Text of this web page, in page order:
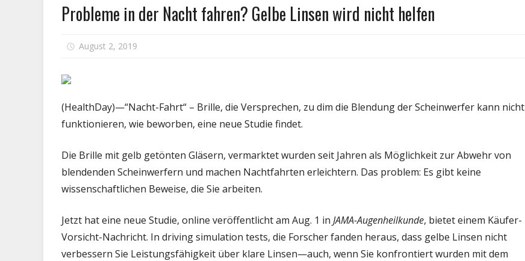
Gesundheit
Probleme in der Nacht fahren? Gelbe Linsen wird nicht helfen
August 2, 2019
Nacht
fahren?
wird
nicht
helfen
(HealthDay)—“Nacht-Fahrt“ – Brille, die Versprechen, zu dim die Blendung der Scheinwerfer kann nicht
funktionieren, wie beworben, eine neue Studie findet.
Die Brille mit gelb getönten Gläsern, vermarktet wurden seit Jahren als Möglichkeit zur Abwehr von
blendenden Scheinwerfern und machen Nachtfahrten erleichtern. Das problem: Es gibt keine
wissenschaftlichen Beweise, die Sie arbeiten.
Jetzt hat eine neue Studie, online veröffentlicht am Aug. 1 in JAMA-Augenheilkunde, bietet einem Käufer-
Vorsicht-Nachricht. In driving simulation tests, die Forscher fanden heraus, dass gelbe Linsen nicht
verbessern Sie Leistungsfähigkeit über klare Linsen—auch, wenn Sie konfrontiert wurden mit dem